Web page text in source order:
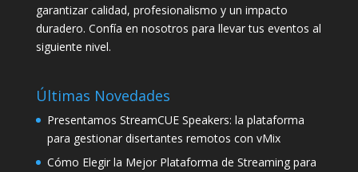
garantizar calidad, profesionalismo y un impacto
duradero. Confía en nosotros para llevar tus eventos al
siguiente nivel.
Últimas Novedades
Presentamos StreamCUE Speakers: la plataforma
para gestionar disertantes remotos con vMix
Cómo Elegir la Mejor Plataforma de Streaming para